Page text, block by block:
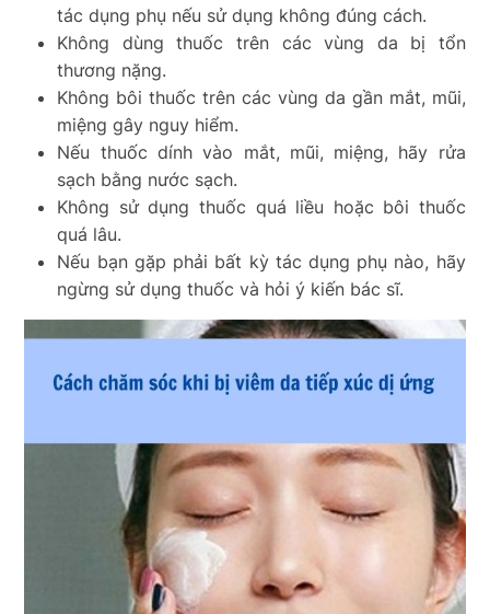
tác dụng phụ nếu sử dụng không đúng cách.
Không dùng thuốc trên các vùng da bị tổn
thương nặng.
Không bôi thuốc trên các vùng da gần mắt, mũi,
miệng gây nguy hiểm.
Nếu thuốc dính vào mắt, mũi, miệng, hãy rửa
sạch bằng nước sạch.
Không sử dụng thuốc quá liều hoặc bôi thuốc
quá lâu.
Nếu bạn gặp phải bất kỳ tác dụng phụ nào, hãy
ngừng sử dụng thuốc và hỏi ý kiến bác sĩ.